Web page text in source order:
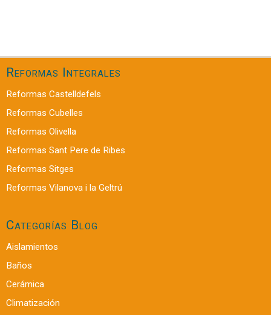
Reformas Integrales
Reformas Castelldefels
Reformas Cubelles
Reformas Olivella
Reformas Sant Pere de Ribes
Reformas Sitges
Reformas Vilanova i la Geltrú
Categorías Blog
Aislamientos
Baños
Cerámica
Climatización